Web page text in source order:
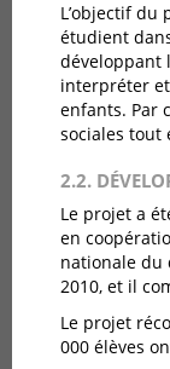
L’objectif
étudient
développant
interpréter
enfants. Par
sociales tout
2.2.
Le projet a
en
nationale du
2010, et il
Le projet
000 élèves